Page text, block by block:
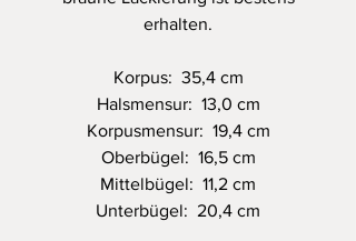
erhalten.
Korpus: 35,4 cm
Halsmensur: 13,0 cm
Korpusmensur: 19,4 cm
Oberbügel: 16,5 cm
Mittelbügel: 11,2 cm
Unterbügel: 20,4 cm